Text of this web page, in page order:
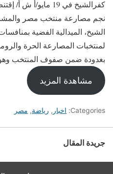
كفرالشيخ في 19
نجم مصارعة منتخب مصر
الشيخ، الميدالية الفضية
لمنتخبات المصارعة الحرة
بغدودة ضمن صفوف المنتخب
مشاهدة المزيد
Categories: اخبار , رياضة, مصر
جريدة المقال